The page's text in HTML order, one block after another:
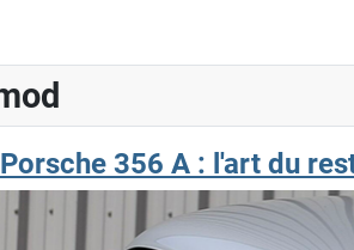
356 A : l'art du